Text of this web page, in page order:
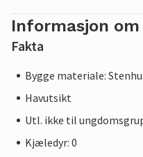
Informasjon
Fakta
Bygge materiale:
Havutsikt
Utl. ikke til
Kjæledyr: 0